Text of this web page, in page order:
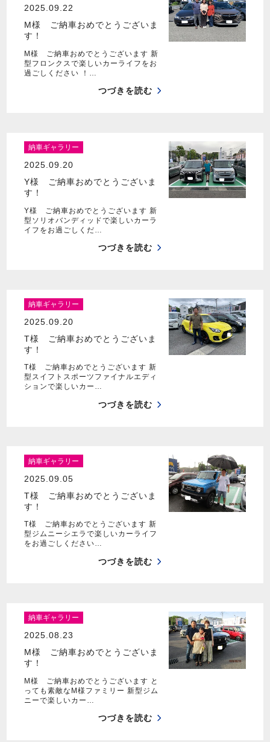
2025.09.22
M様 ご納車おめでとうございま
す！
M様 ご納車おめでとうございます 新
型フロンクスで楽しいカーライフをお
過ごしください ！…
つづきを読む
納車ギャラリー
2025.09.20
Y様 ご納車おめでとうございま
す！
Y様 ご納車おめでとうございます 新
型ソリオバンディッドで楽しいカーラ
イフをお過ごしくだ…
つづきを読む
納車ギャラリー
2025.09.20
T様 ご納車おめでとうございま
す！
T様 ご納車おめでとうございます 新
型スイフトスポーツファイナルエディ
ションで楽しいカー…
つづきを読む
納車ギャラリー
2025.09.05
T様 ご納車おめでとうございま
す！
T様 ご納車おめでとうございます 新
型ジムニーシエラで楽しいカーライフ
をお過ごしください…
つづきを読む
納車ギャラリー
2025.08.23
M様 ご納車おめでとうございま
す！
M様 ご納車おめでとうございます と
っても素敵なM様ファミリー 新型ジム
ニーで楽しいカー…
つづきを読む